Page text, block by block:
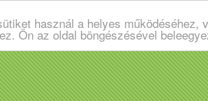
használ a helyes
Ön az oldal böngészésével